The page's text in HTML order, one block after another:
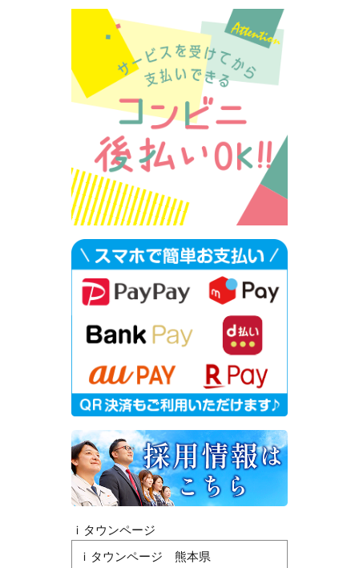
ｉタウンページ
ｉタウンページ 熊本県